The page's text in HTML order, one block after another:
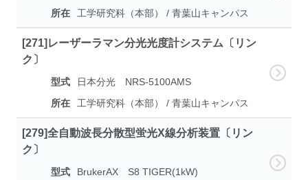
所在
工学研究科（本部） / 青葉山キャンパス
[271]レーザーラマン分光光度計システム〔リン
ク〕
型式
日本分光 NRS-5100AMS
所在
工学研究科（本部） / 青葉山キャンパス
[279]全自動波長分散型蛍光X線分析装置〔リン
ク〕
型式
BrukerAX S8 TIGER(1kW)